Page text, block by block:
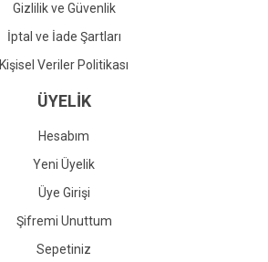
Gizlilik ve Güvenlik
İptal ve İade Şartları
Kişisel Veriler Politikası
ÜYELİK
Hesabım
Yeni Üyelik
Üye Girişi
Şifremi Unuttum
Sepetiniz